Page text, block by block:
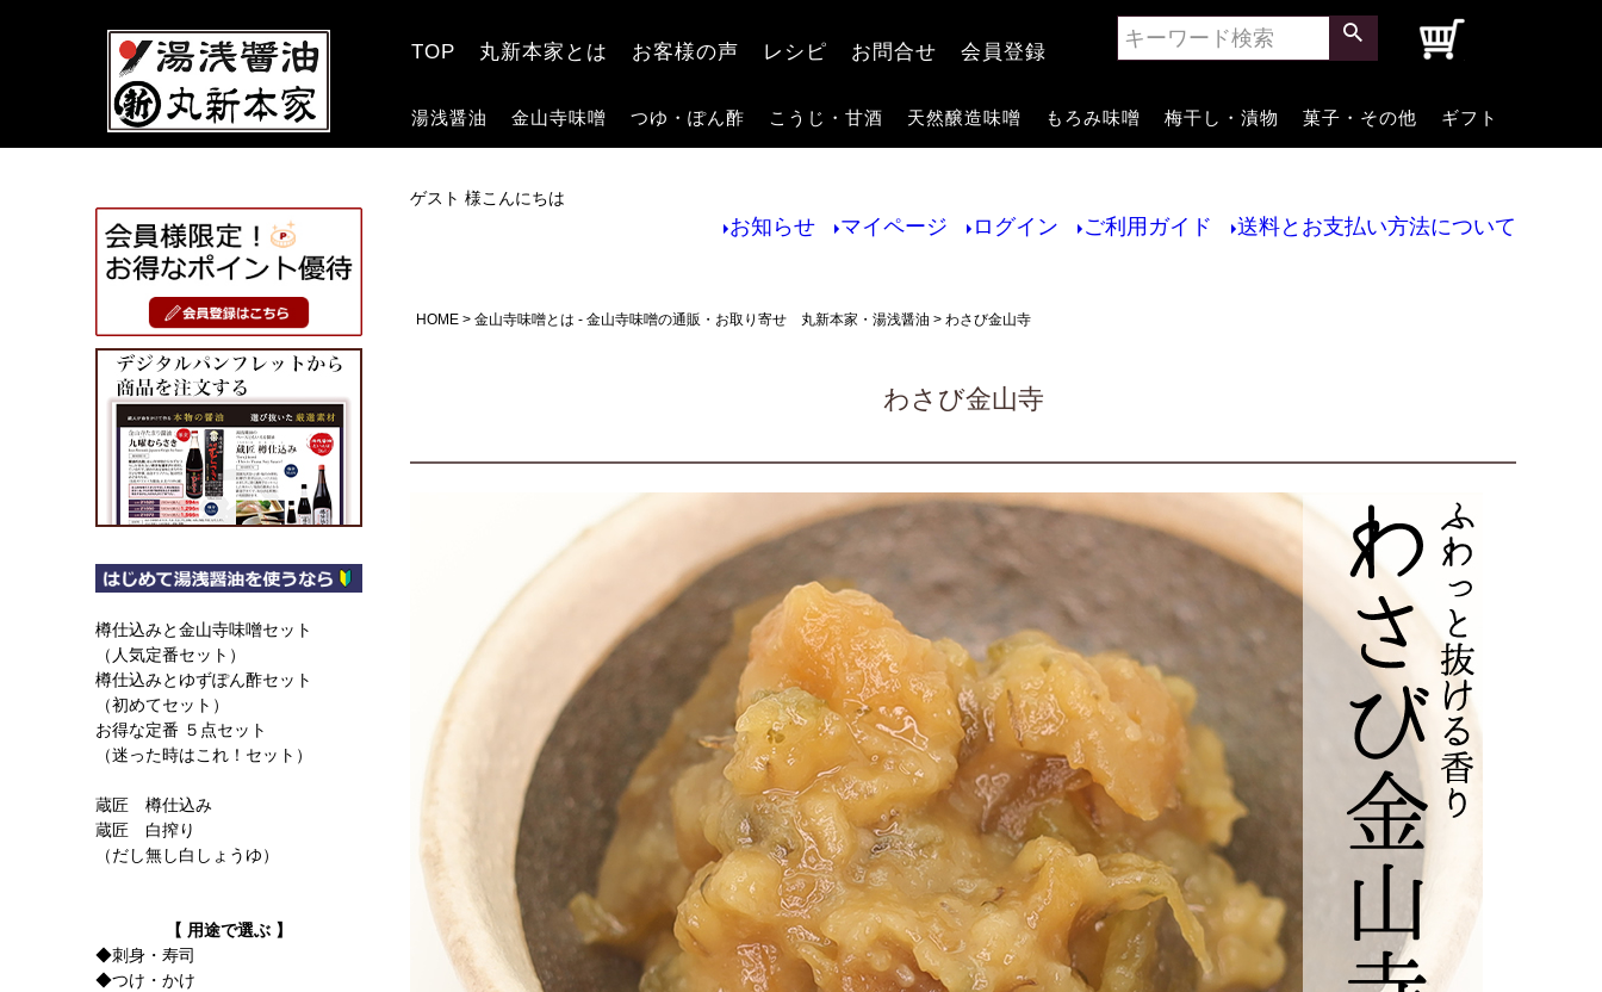
TOP 丸新本家とは お客様の声 レシピ お問合せ 会員登録
湯浅醤油 金山寺味噌 つゆ・ぽん酢 こうじ・甘酒 天然醸造味噌 もろみ味噌 梅干し・漬物 菓子・その他 ギフト
樽仕込みと金山寺味噌セット
（人気定番セット）
樽仕込みとゆずぽん酢セット
（初めてセット）
お得な定番 ５点セット
（迷った時はこれ！セット）
蔵匠 樽仕込み
蔵匠 白搾り
（だし無し白しょうゆ）
【 用途で選ぶ 】
◆刺身・寿司
◆つけ・かけ
ゲスト 様こんにちは
お知らせ マイページ ログイン ご利用ガイド 送料とお支払い方法について
HOME 金山寺味噌とは - 金山寺味噌の通販・お取り寄せ 丸新本家・湯浅醤油 わさび金山寺
わさび金山寺